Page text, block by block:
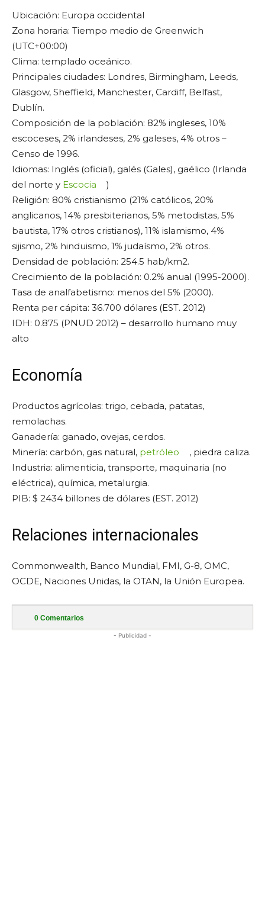
Ubicación: Europa occidental
Zona horaria: Tiempo medio de Greenwich
(UTC+00:00)
Clima: templado oceánico.
Principales ciudades: Londres, Birmingham, Leeds,
Glasgow, Sheffield, Manchester, Cardiff, Belfast,
Dublín.
Composición de la población: 82% ingleses, 10%
escoceses, 2% irlandeses, 2% galeses, 4% otros –
Censo de 1996.
Idiomas: Inglés (oficial), galés (Gales), gaélico (Irlanda
del norte y Escocia
)
Religión: 80% cristianismo (21% católicos, 20%
anglicanos, 14% presbiterianos, 5% metodistas, 5%
bautista, 17% otros cristianos), 11% islamismo, 4%
sijismo, 2% hinduismo, 1% judaísmo, 2% otros.
Densidad de población: 254.5 hab/km2.
Crecimiento de la población: 0.2% anual (1995-2000).
Tasa de analfabetismo: menos del 5% (2000).
Renta per cápita: 36.700 dólares (EST. 2012)
IDH: 0.875 (PNUD 2012) – desarrollo humano muy
alto
Economía
Productos agrícolas: trigo, cebada, patatas,
remolachas.
Ganadería: ganado, ovejas, cerdos.
Minería: carbón, gas natural, petróleo
, piedra caliza.
Industria: alimenticia, transporte, maquinaria (no
eléctrica), química, metalurgia.
PIB: $ 2434 billones de dólares (EST. 2012)
Relaciones internacionales
Commonwealth, Banco Mundial, FMI, G-8, OMC,
OCDE, Naciones Unidas, la OTAN, la Unión Europea.
0 Comentarios
- Publicidad -